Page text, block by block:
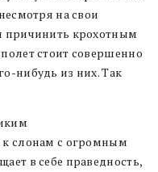
на свои
причинить крохотным
стоит совершенно
нибудь из них. Так
к слонам с огромным
в себе праведность,